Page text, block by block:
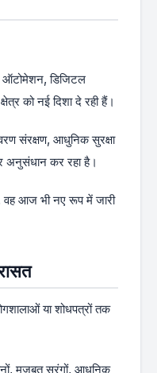
ऑटोमेशन, डिजिटल
को नई दिशा दे रही हैं।
संरक्षण, आधुनिक सुरक्षा
अनुसंधान कर रहा है।
वह आज भी नए रूप में जारी
या शोधपत्रों तक
मजबूत सुरंगों, आधुनिक